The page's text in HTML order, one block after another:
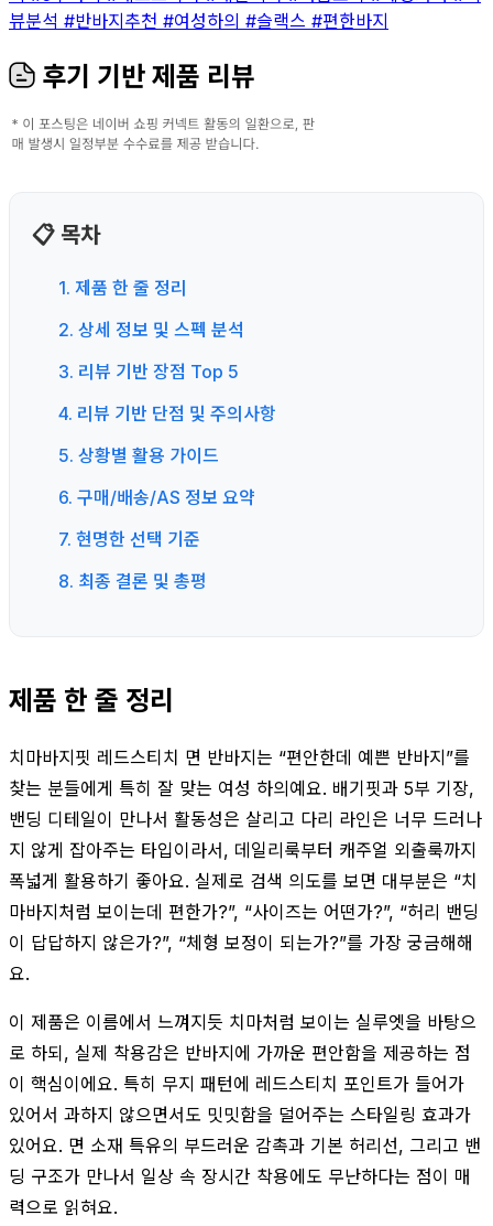
뷰분석 #반바지추천 #여성하의 #슬랙스 #편한바지
후기 기반 제품 리뷰
📋 목차
1. 제품 한 줄 정리
2. 상세 정보 및 스펙 분석
3. 리뷰 기반 장점 Top 5
4. 리뷰 기반 단점 및 주의사항
5. 상황별 활용 가이드
6. 구매/배송/AS 정보 요약
7. 현명한 선택 기준
8. 최종 결론 및 총평
제품 한 줄 정리
치마바지핏 레드스티치 면 반바지는 “편안한데 예쁜 반바지”를
찾는 분들에게 특히 잘 맞는 여성 하의예요. 배기핏과 5부 기장,
밴딩 디테일이 만나서 활동성은 살리고 다리 라인은 너무 드러나
지 않게 잡아주는 타입이라서, 데일리룩부터 캐주얼 외출룩까지
폭넓게 활용하기 좋아요. 실제로 검색 의도를 보면 대부분은 “치
마바지처럼 보이는데 편한가?”, “사이즈는 어떤가?”, “허리 밴딩
이 답답하지 않은가?”, “체형 보정이 되는가?”를 가장 궁금해해
요.
이 제품은 이름에서 느껴지듯 치마처럼 보이는 실루엣을 바탕으
로 하되, 실제 착용감은 반바지에 가까운 편안함을 제공하는 점
이 핵심이에요. 특히 무지 패턴에 레드스티치 포인트가 들어가
있어서 과하지 않으면서도 밋밋함을 덜어주는 스타일링 효과가
있어요. 면 소재 특유의 부드러운 감촉과 기본 허리선, 그리고 밴
딩 구조가 만나서 일상 속 장시간 착용에도 무난하다는 점이 매
력으로 읽혀요.